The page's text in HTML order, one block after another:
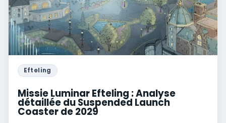
Efteling
Missie Luminar Efteling : Analyse
détaillée du Suspended Launch
Coaster de 2029